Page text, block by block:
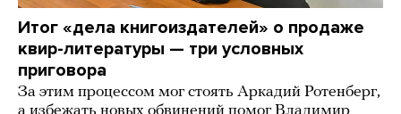
Итог «дела книгоиздателей» о продаже
квир-литературы — три условных
приговора
За этим процессом мог стоять Аркадий Ротенберг,